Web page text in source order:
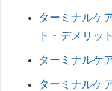
ターミナルケ
ト・デメリット
ターミナルケ
ターミナルケ